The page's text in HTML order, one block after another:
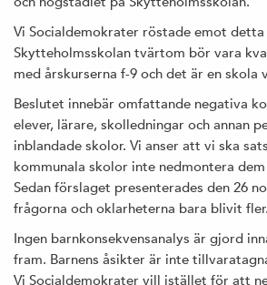
Vi Socialdemokrater röstade emot
Skytteholmsskolan tvärtom bör vara
med årskurserna f-9 och det är en skola
Beslutet innebär omfattande negativa
elever, lärare, skolledningar och annan
inblandade skolor. Vi anser att vi ska
kommunala skolor inte nedmontera
Sedan förslaget presenterades den 26
frågorna och oklarheterna bara blivit fler.
Ingen barnkonsekvensanalys är gjord
fram. Barnens åsikter är inte
Vi Socialdemokrater vill istället för att